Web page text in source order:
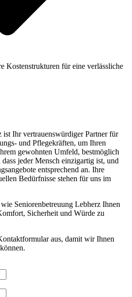
Kostenstrukturen für eine verlässliche
ist Ihr vertrauenswürdiger Partner für
und Pflegekräften, um Ihren
gewohnten Umfeld, bestmöglich
jeder Mensch einzigartig ist, und
entsprechend an. Ihre
Bedürfnisse stehen für uns im
Seniorenbetreuung Lebherz Ihnen
Sicherheit und Würde zu
aus, damit wir Ihnen